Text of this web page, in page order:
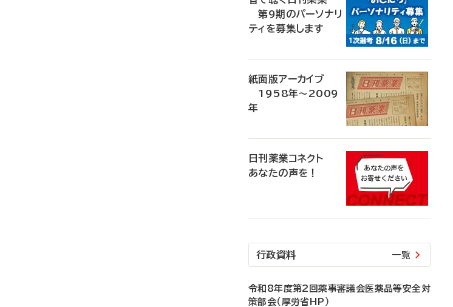
第9期のパーソナリ
ティを募集します
紙面版アーカイブ
1958年～2009
年
日刊薬業コネクト
あなたの声を！
行政資料 一覧
令和8年度第2回薬事審議会医薬品等安全対
策部会（厚労省HP）